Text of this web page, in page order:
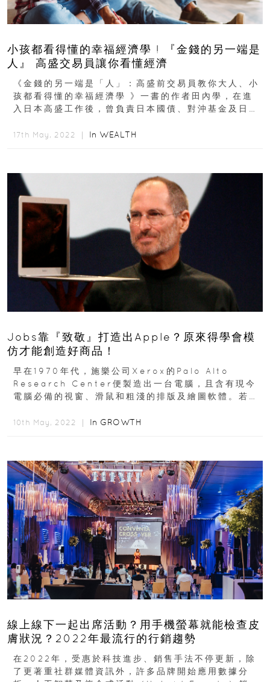
小孩都看得懂的幸福經濟學 ! 『金錢的另一端是
人』 高盛交易員讓你看懂經濟
《金錢的另一端是「人」：高盛前交易員教你大人、小
孩都看得懂的幸福經濟學 》一書的作者田內學，在進
入日本高盛工作後，曾負責日本國債、對沖基金及日圓
17th May, 2022 ｜ In WEALTH
Jobs靠『致敬』打造出Apple？原來得學會模
仿才能創造好商品！
早在1970年代，施樂公司Xerox的Palo Alto
Research Center便製造出一台電腦，且含有現今
電腦必備的視窗、滑鼠和粗淺的排版及繪圖軟體。若以
10th May, 2022 ｜ In GROWTH
線上線下一起出席活動？用手機螢幕就能檢查皮
膚狀況？2022年最流行的行銷趨勢
在2022年，受惠於科技進步、銷售手法不停更新，除
了更著重社群媒體資訊外，許多品牌開始應用數據分